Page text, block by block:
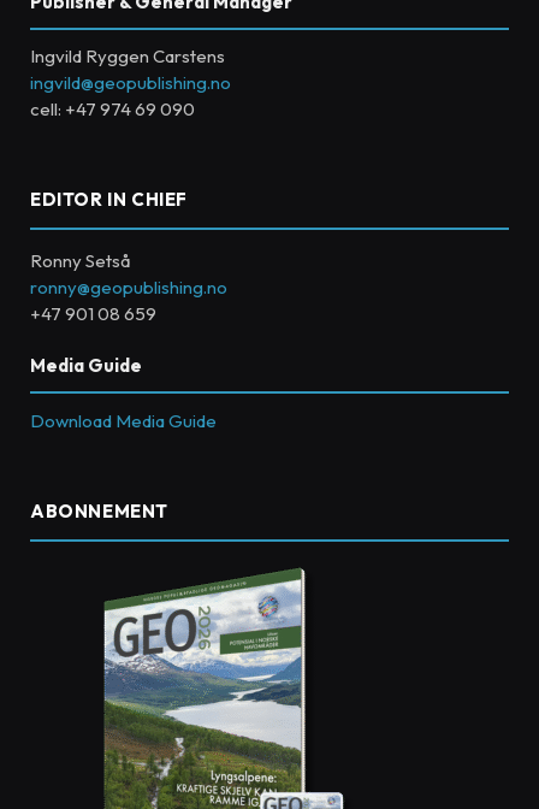
Ingvild Ryggen Carstens
ingvild@geopublishing.no
cell: +47 974 69 090
EDITOR IN CHIEF
Ronny Setså
ronny@geopublishing.no
+47 901 08 659
Media Guide
Download Media Guide
ABONNEMENT